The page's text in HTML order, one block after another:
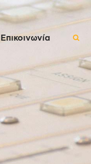
Επικοινωνία